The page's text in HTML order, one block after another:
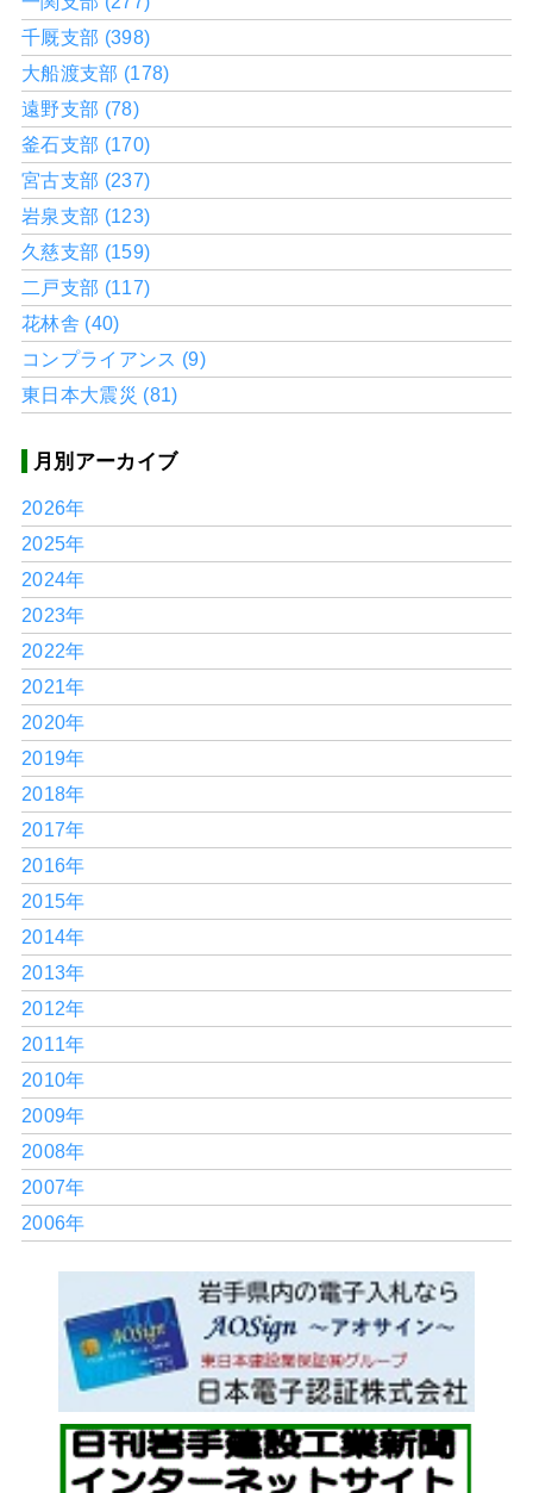
千厩支部 (398)
大船渡支部 (178)
遠野支部 (78)
釜石支部 (170)
宮古支部 (237)
岩泉支部 (123)
久慈支部 (159)
二戸支部 (117)
花林舎 (40)
コンプライアンス (9)
東日本大震災 (81)
月別アーカイブ
2026年
2025年
2024年
2023年
2022年
2021年
2020年
2019年
2018年
2017年
2016年
2015年
2014年
2013年
2012年
2011年
2010年
2009年
2008年
2007年
2006年